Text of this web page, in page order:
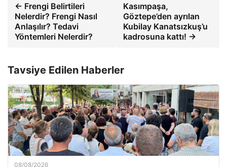
← Frengi Belirtileri
Nelerdir? Frengi Nasıl
Anlaşılır? Tedavi
Yöntemleri Nelerdir?
Kasımpaşa,
Göztepe’den ayrılan
Kubilay Kanatsızkuş’u
kadrosuna kattı! →
Tavsiye Edilen Haberler
08/08/2026